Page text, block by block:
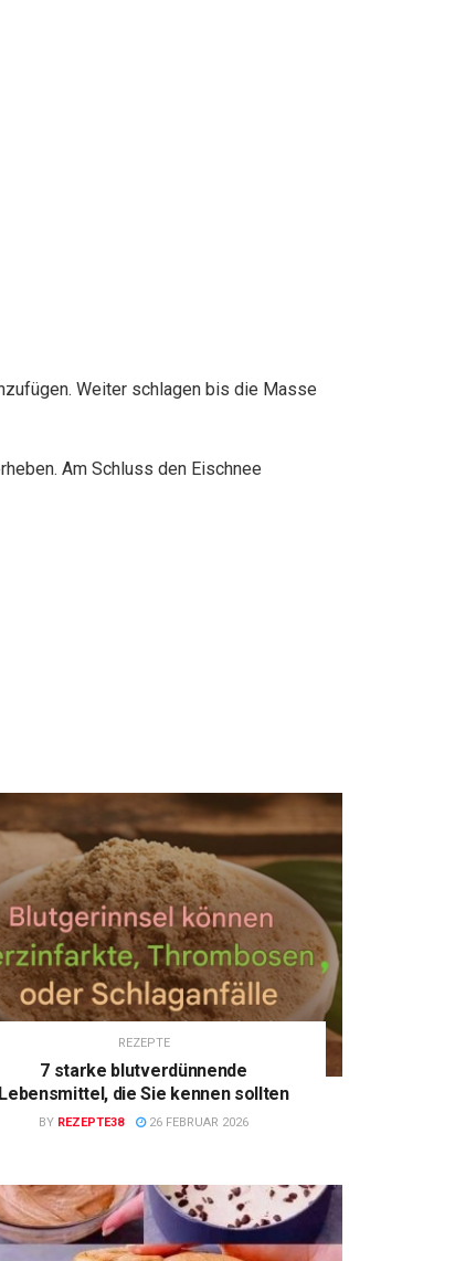
Weiter schlagen bis die Masse
Am Schluss den Eischnee
REZEPTE
7 starke blutverdünnende
Lebensmittel, die Sie kennen sollten
BY REZEPTE38 26 FEBRUAR 2026